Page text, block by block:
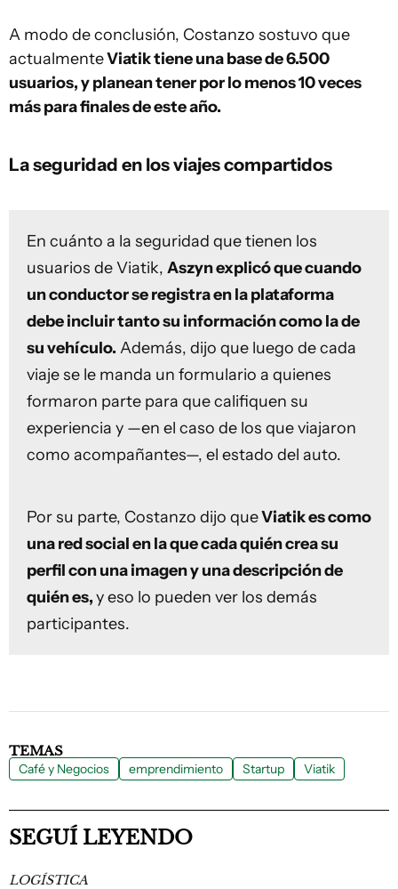
A modo de conclusión, Costanzo sostuvo que
actualmenteViatik tiene una base de 6.500
usuarios, y planean tener por lo menos 10 veces
más para finales de este año.
La seguridad en los viajes compartidos
En cuánto a la seguridad que tienen los
usuarios de Viatik, Aszyn explicó que cuando
un conductor se registra en la plataforma
debe incluir tanto su información como la de
su vehículo. Además, dijo que luego de cada
viaje se le manda un formulario a quienes
formaron parte para que califiquen su
experiencia y —en el caso de los que viajaron
como acompañantes—, el estado del auto.
Por su parte, Costanzo dijo queViatik es como
una red social en la que cada quién crea su
perfil con una imagen y una descripción de
quién es,y eso lo pueden ver los demás
participantes.
TEMAS
Café y Negocios emprendimiento Startup Viatik
SEGUÍ LEYENDO
LOGÍSTICA